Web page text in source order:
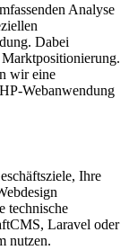
Analyse
Dabei
wir eine
Webanwendung
Ihre
technische
Laravel oder
nutzen.